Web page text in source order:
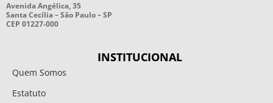
Avenida Angélica, 35
Santa Cecília – São Paulo – SP
CEP 01227-000
INSTITUCIONAL
Quem Somos
Estatuto